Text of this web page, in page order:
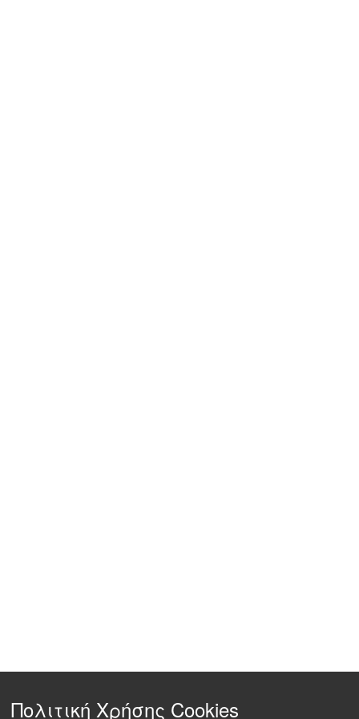
Πολιτική Χρήσης Cookies